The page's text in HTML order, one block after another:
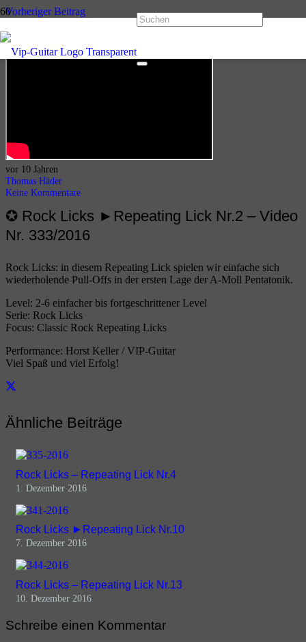
Vorheriger Beitrag
Rock Licks – Repeating Lick Nr.1
Nächster Beitrag
Rock Licks – Repeating Lick Nr.3
vor 10 Jahren
Thomas Häder
Keine Kommentare
✪ Rock Licks ►Repeating Lick Nr.2 – Video
Nr. 333/2016
Rock Licks: in diesem Repeating Lick spielen wir einfache sich
wiederholende Pull-Offs in der ersten Lage der A-Moll Pentatonik.
Level: 2-6 einfacher bis fortgeschrittener Level
Serie: Rock Licks
Focus: Classic Rock Repeating Licks
Performance: Horst Keller / VIP-Guitar
Viel Spaß und viel Erfolg!
Ähnliche Beiträge
Rock Licks – Repeating Lick Nr.4
1. Dezember 2016
Rock Licks ►Repeating Lick Nr.10
7. Dezember 2016
Rock Licks – Repeating Lick Nr.13
10. Dezember 2016
Schreibe einen Kommentar